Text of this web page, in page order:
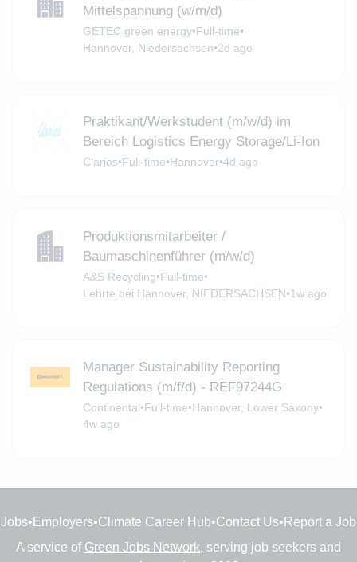
Mittelspannung (w/m/d)
GETEC green energy•Full-time•
Hannover, Niedersachsen•2d ago
Praktikant/Werkstudent (m/w/d) im
Bereich Logistics Energy Storage/Li-Ion
Clarios•Full-time•Hannover•4d ago
Produktionsmitarbeiter /
Baumaschinenführer (m/w/d)
A&S Recycling•Full-time•
Lehrte bei Hannover, NIEDERSACHSEN•1w ago
Manager Sustainability Reporting
Regulations (m/f/d) - REF97244G
Continental•Full-time•Hannover, Lower Saxony•
4w ago
Jobs• Employers•Climate Career Hub•Contact Us• Report a Job
A service of Green Jobs Network, serving job seekers and